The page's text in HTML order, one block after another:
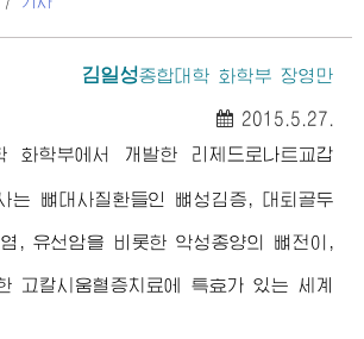
김일성종합대학 화학부 장영만
2015.5.27.
화학부에서 개발한 리제드로나트교갑
는 뼈대사질환들인 뼈성김증, 대퇴골두
, 유선암을 비롯한 악성종양의 뼈전이,
고칼시움혈증치료에 특효가 있는 세계